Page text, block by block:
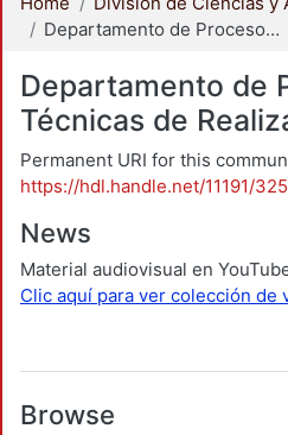
Departamento de Procesos y Técnicas de Realización
Departamento de
Técnicas de
Permanent URI for this
https://hdl.handle.net/11191/325
News
Material audiovisual en
Clic aquí para ver colección de
Browse